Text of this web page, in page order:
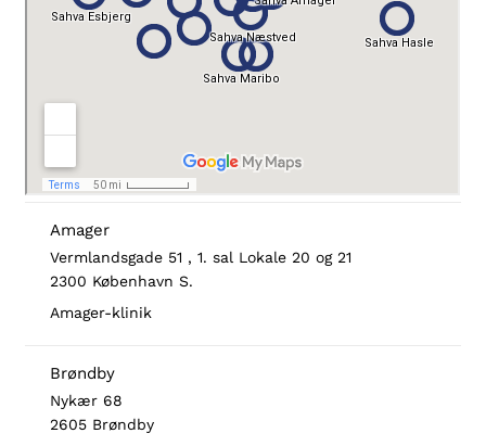
Amager
Vermlandsgade 51 , 1. sal Lokale 20 og 21
2300 København S.
Amager-klinik
Brøndby
Nykær 68
2605 Brøndby